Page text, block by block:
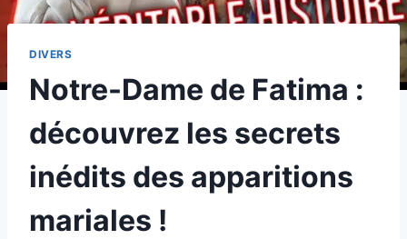
DIVERS
Notre-Dame de Fatima :
découvrez les secrets
inédits des apparitions
mariales !